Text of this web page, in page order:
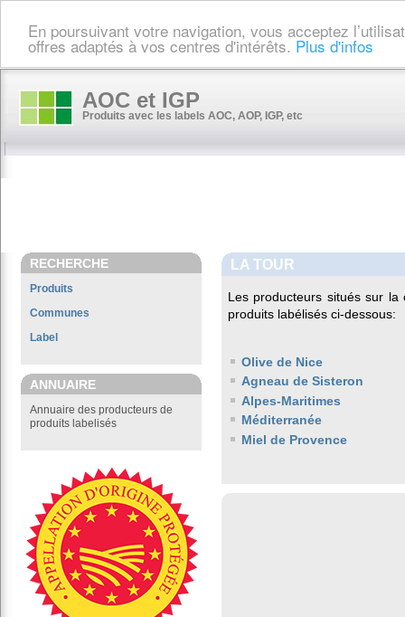
En poursuivant votre navigation, vous acceptez
offres adaptés à vos centres d'intérêts. Plus d'infos
AOC et IGP
Produits avec les labels AOC, AOP, IGP, etc
RECHERCHE
Produits
Communes
Label
ANNUAIRE
Annuaire des producteurs de
produits labelisés
LA TOUR
Les producteurs situés sur
produits labélisés ci-dessous:
Olive de Nice
Agneau de Sisteron
Alpes-Maritimes
Méditerranée
Miel de Provence